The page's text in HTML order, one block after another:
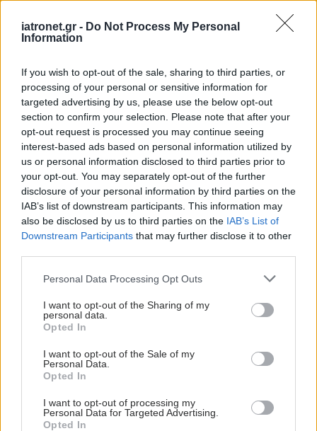
iatronet.gr - Do Not Process My Personal
Information
If you wish to opt-out of the sale, sharing to third parties, or
processing of your personal or sensitive information for
targeted advertising by us, please use the below opt-out
section to confirm your selection. Please note that after your
opt-out request is processed you may continue seeing
interest-based ads based on personal information utilized by
us or personal information disclosed to third parties prior to
your opt-out. You may separately opt-out of the further
disclosure of your personal information by third parties on the
IAB’s list of downstream participants. This information may
also be disclosed by us to third parties on the IAB’s List of
Downstream Participants that may further disclose it to other
Please note that this website/app uses one or more Google
not limited to your visit or usage behaviour. You may click to
grant or deny consent to Google and its third-party tags to
use your data for below specified purposes in below Google
consent section.
Personal Data Processing Opt Outs
I want to opt-out of the Sharing of my
personal data.
Opted In
I want to opt-out of the Sale of my
Personal Data.
Opted In
I want to opt-out of processing my
Personal Data for Targeted Advertising.
Opted In
Προσθέστε το iatronet.gr στο Discover
Ειδήσεις υγείας σήμερα
Αδ. Γεωργιάδης στη Ρόδο: ''Σε ενάμιση χρόνο, το
νοσοκομείο θα είναι καινούργιο''- 'Αμεσα μέτρα
για την αντιμετώπιση των σοβαρών ελλείψεων
προσωπικού
Δίαιτα vegan χαμηλών λιπαρών βοηθά στην
απώλεια βάρους χωρίς να μειώνεται η ποσότητα
του φαγητού [μελέτη]
Ο FDA ενέκρινε φάρμακο για τη ναρκοληψία
Αντικατάσταση ισχίου,Κάταγμα,Κάταγμα ισχίου
Γυναίκα